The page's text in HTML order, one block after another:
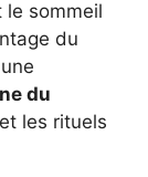
le sommeil
du
du
les rituels